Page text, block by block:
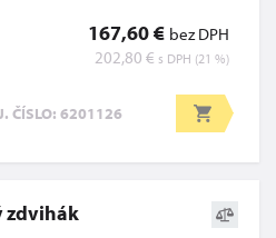
167,60 € bez DPH
202,80 € s DPH (21 %)
ČÍSLO: 6201126
zdvihák